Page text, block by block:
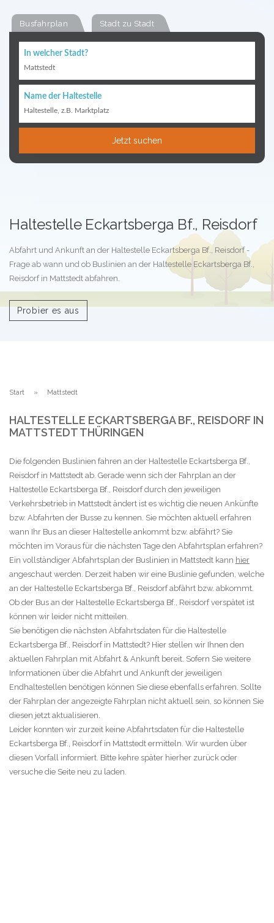
Busfahrplan Stadt zu Stadt
In welcher Stadt?
Mattstedt
Name der Haltestelle
Haltestelle, z.B. Marktplatz
Jetzt suchen
Haltestelle Eckartsberga Bf., Reisdorf
Abfahrt und Ankunft an der Haltestelle Eckartsberga Bf., Reisdorf -
Frage ab wann und ob Buslinien an der Haltestelle Eckartsberga Bf.,
Reisdorf in Mattstedt abfahren.
Probier es aus
Start Mattstedt
HALTESTELLE ECKARTSBERGA BF., REISDORF IN
MATTSTEDT THÜRINGEN
Die folgenden Buslinien fahren an der Haltestelle Eckartsberga Bf.,
Reisdorf in Mattstedt ab. Gerade wenn sich der Fahrplan an der
Haltestelle Eckartsberga Bf., Reisdorf durch den jeweiligen
Verkehrsbetrieb in Mattstedt ändert ist es wichtig die neuen Ankünfte
bzw. Abfahrten der Busse zu kennen. Sie möchten aktuell erfahren
wann Ihr Bus an dieser Haltestelle ankommt bzw. abfährt? Sie
möchten im Voraus für die nächsten Tage den Abfahrtsplan erfahren?
Ein vollständiger Abfahrtsplan der Buslinien in Mattstedt kann hier
angeschaut werden. Derzeit haben wir eine Buslinie gefunden, welche
an der Haltestelle Eckartsberga Bf., Reisdorf abfährt bzw. abkommt.
Ob der Bus an der Haltestelle Eckartsberga Bf., Reisdorf verspätet ist
können wir leider nicht mitteilen.
Sie benötigen die nächsten Abfahrtsdaten für die Haltestelle
Eckartsberga Bf., Reisdorf in Mattstedt? Hier stellen wir Ihnen den
aktuellen Fahrplan mit Abfahrt & Ankunft bereit. Sofern Sie weitere
Informationen über die Abfahrt und Ankunft der jeweiligen
Endhaltestellen benötigen können Sie diese ebenfalls erfahren. Sollte
der Fahrplan der angezeigte Fahrplan nicht aktuell sein, so können Sie
diesen jetzt aktualisieren.
Leider konnten wir zurzeit keine Abfahrtsdaten für die Haltestelle
Eckartsberga Bf., Reisdorf in Mattstedt ermitteln. Wir wurden über
diesen Vorfall informiert. Bitte kehre später hierher zurück oder
versuche die Seite neu zu laden.